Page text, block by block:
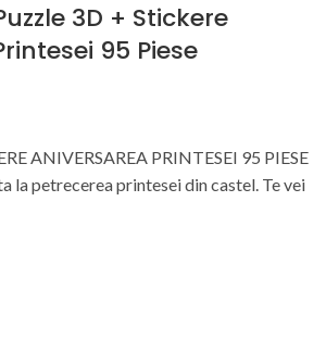
3D + Stickere
95 Piese
ANIVERSAREA PRINTESEI 95 PIESE
la petrecerea printesei din castel. Te vei